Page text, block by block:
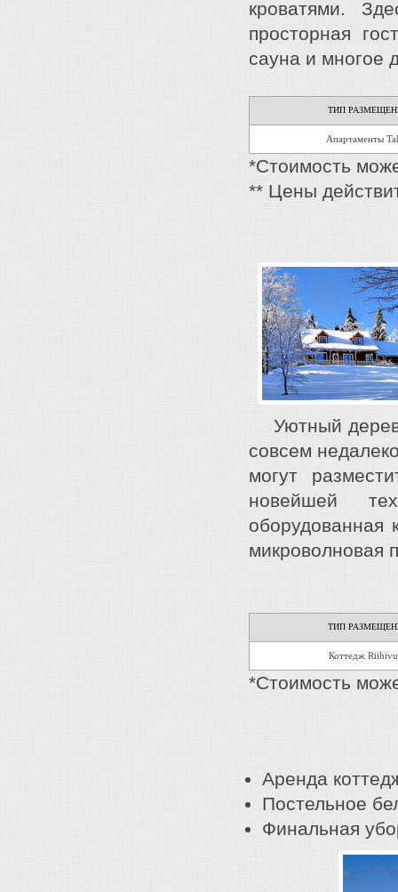
кроватями.
просторная
сауна и многое
ТИП
Апартаменты
*Стоимость
** Цены
Уютный
совсем
могут
новейшей
оборудованная
микроволновая
ТИП
Коттедж
*Стоимость
Аренда
Постельное
Финальная